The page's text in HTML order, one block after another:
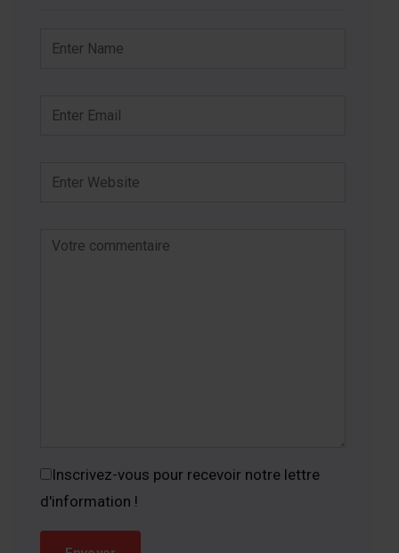
Inscrivez-vous pour recevoir notre lettre
d'information !